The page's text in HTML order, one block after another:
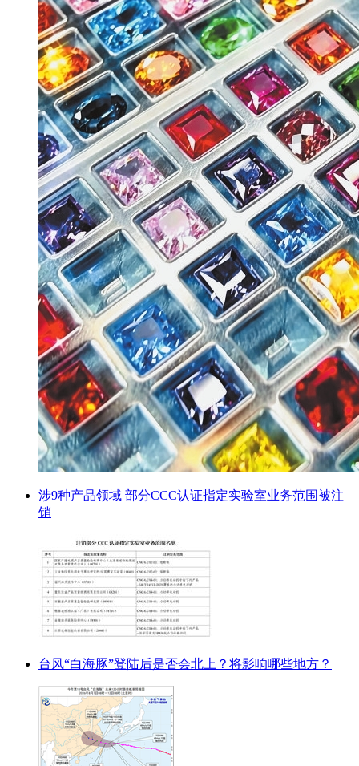
涉9种产品领域 部分CCC认证指定实验室业务范围被注
销
台风“白海豚”登陆后是否会北上？将影响哪些地方？